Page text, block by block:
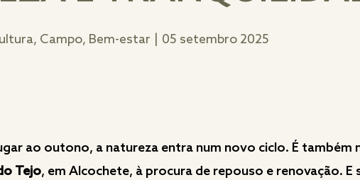
Campo, Bem-estar 05 setembro 2025
ao outono, a natureza entra num novo ciclo. É também
Tejo, em Alcochete, à procura de repouso e renovação. E